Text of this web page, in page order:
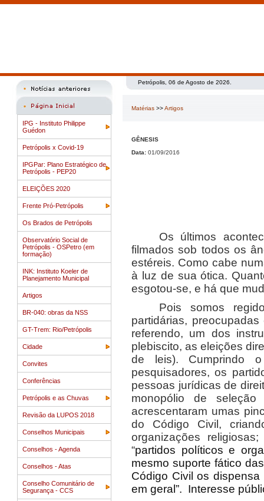
IPG - Instituto Philippe
Guédon
Petrópolis x Covid-19
IPGPar: Plano Estratégico de
Petrópolis - PEP20
ELEIÇÕES 2020
Frente Pró-Petrópolis
Os Brados de Petrópolis
Observatório Social de
Petrópolis - OSPetro (em
formação)
INK: Instituto Koeler de
Planejamento Municipal
Artigos
BR-040: obras da NSS
GT-Trem: Rio/Petrópolis
Cidade
Convites
Conferências
Petrópolis e as Chuvas
Revisão da LUPOS 2018
Conselhos Municipais
Conselhos - Agenda
Conselhos - Atas
Conselho Comunitário de
Segurança - CCS
Petrópolis, 06 de Agosto de 2026.
Matérias >>Artigos
GÊNESIS
Data: 01/09/2016
Os últimos
filmados sob todos os
estéreis. Como cabe
à luz de sua ótica.
esgotou-se, e há que
Pois somos
partidárias,
referendo, um dos
plebiscito, as eleições
de leis). Cumprindo
pesquisadores, os
pessoas jurídicas de
monopólio de
acrescentaram umas
do Código Civil,
organizações
“partidos políticos e
mesmo suporte fático
Código Civil os
em geral”. Interesse